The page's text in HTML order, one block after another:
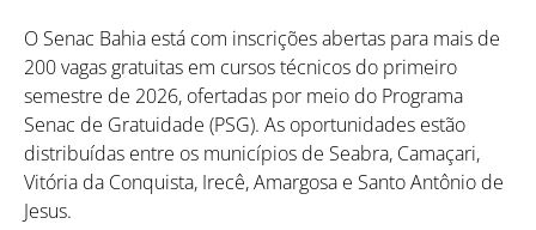
O Senac Bahia está com inscrições abertas para mais de
200 vagas gratuitas em cursos técnicos do primeiro
semestre de 2026, ofertadas por meio do Programa
Senac de Gratuidade (PSG). As oportunidades estão
distribuídas entre os municípios de Seabra, Camaçari,
Vitória da Conquista, Irecê, Amargosa e Santo Antônio de
Jesus.